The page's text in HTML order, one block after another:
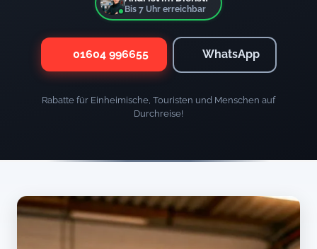
Bis 7 Uhr erreichbar
01604 996655 WhatsApp
Rabatte für Einheimische, Touristen und Menschen auf
Durchreise!